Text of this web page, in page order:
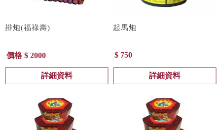
排炮(福祿壽)
價格 $ 2000
詳細資料
起馬炮
$ 750
詳細資料